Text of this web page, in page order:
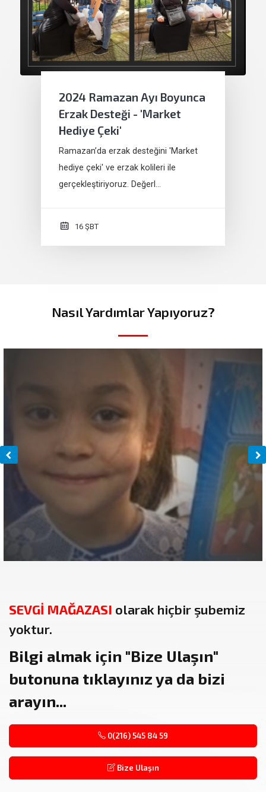
2024 Ramazan Ayı Boyunca
Erzak Desteği - 'Market
Hediye Çeki'
Ramazan’da erzak desteğini 'Market
hediye çeki' ve erzak kolileri ile
gerçekleştiriyoruz. Değerl…
16 ŞBT
Nasıl Yardımlar Yapıyoruz?
SEVGİ MAĞAZASI olarak hiçbir şubemiz
yoktur.
Bilgi almak için "Bize Ulaşın"
butonuna tıklayınız ya da bizi
arayın...
0(216) 545 84 59
Bize Ulaşın